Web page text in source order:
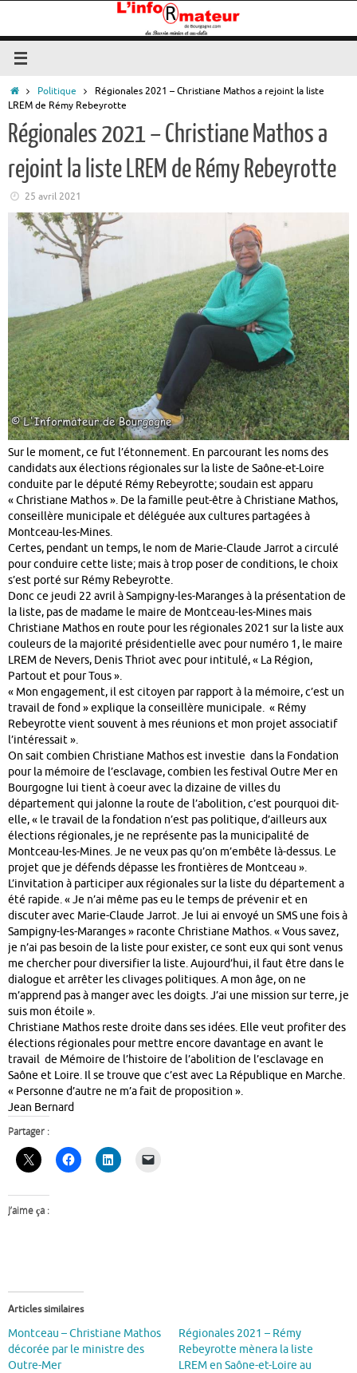
contenu
AccueilPolitique
Régionales 2021 – Christiane Mathos a rejoint la liste
LREM de Rémy Rebeyrotte
Régionales 2021 – Christiane Mathos a
rejoint la liste LREM de Rémy Rebeyrotte
25 avril 2021
Sur le moment, ce fut l’étonnement. En parcourant les noms des
candidats aux élections régionales sur la liste de Saône-et-Loire
conduite par le député Rémy Rebeyrotte; soudain est apparu
« Christiane Mathos ». De la famille peut-être à Christiane Mathos,
conseillère municipale et déléguée aux cultures partagées à
Montceau-les-Mines.
Certes, pendant un temps, le nom de Marie-Claude Jarrot a circulé
pour conduire cette liste; mais à trop poser de conditions, le choix
s’est porté sur Rémy Rebeyrotte.
Donc ce jeudi 22 avril à Sampigny-les-Maranges à la présentation de
la liste, pas de madame le maire de Montceau-les-Mines mais
Christiane Mathos en route pour les régionales 2021 sur la liste aux
couleurs de la majorité présidentielle avec pour numéro 1, le maire
LREM de Nevers, Denis Thriot avec pour intitulé, « La Région,
Partout et pour Tous ».
« Mon engagement, il est citoyen par rapport à la mémoire, c’est un
travail de fond » explique la conseillère municipale. « Rémy
Rebeyrotte vient souvent à mes réunions et mon projet associatif
l’intéressait ».
On sait combien Christiane Mathos est investie dans la Fondation
pour la mémoire de l’esclavage, combien les festival Outre Mer en
Bourgogne lui tient à coeur avec la dizaine de villes du
département qui jalonne la route de l’abolition, c’est pourquoi dit-
elle, « le travail de la fondation n’est pas politique, d’ailleurs aux
élections régionales, je ne représente pas la municipalité de
Montceau-les-Mines. Je ne veux pas qu’on m’embête là-dessus. Le
projet que je défends dépasse les frontières de Montceau ».
L’invitation à participer aux régionales sur la liste du département a
été rapide. « Je n’ai même pas eu le temps de prévenir et en
discuter avec Marie-Claude Jarrot. Je lui ai envoyé un SMS une fois à
Sampigny-les-Maranges » raconte Christiane Mathos. « Vous savez,
je n’ai pas besoin de la liste pour exister, ce sont eux qui sont venus
me chercher pour diversifier la liste. Aujourd’hui, il faut être dans le
dialogue et arrêter les clivages politiques. A mon âge, on ne
m’apprend pas à manger avec les doigts. J’ai une mission sur terre, je
suis mon étoile ».
Christiane Mathos reste droite dans ses idées. Elle veut profiter des
élections régionales pour mettre encore davantage en avant le
travail de Mémoire de l’histoire de l’abolition de l’esclavage en
Saône et Loire. Il se trouve que c’est avec La République en Marche.
« Personne d’autre ne m’a fait de proposition ».
Jean Bernard
Partager :
J’aime ça :
Articles similaires
Montceau – Christiane Mathos
décorée par le ministre des
Outre-Mer
Régionales 2021 – Rémy
Rebeyrotte mènera la liste
LREM en Saône-et-Loire au